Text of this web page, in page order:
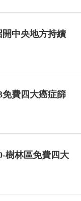
開中央地方持續
免費四大癌症篩
樹林區免費四大